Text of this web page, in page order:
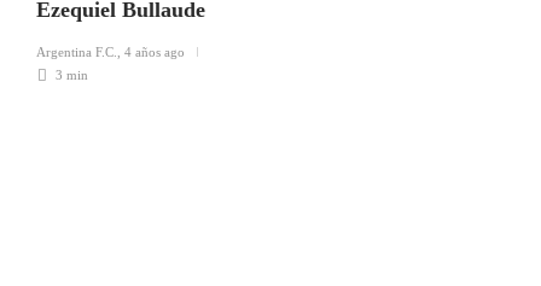
Ezequiel Bullaude
Argentina F.C.
4 años ago
3 min